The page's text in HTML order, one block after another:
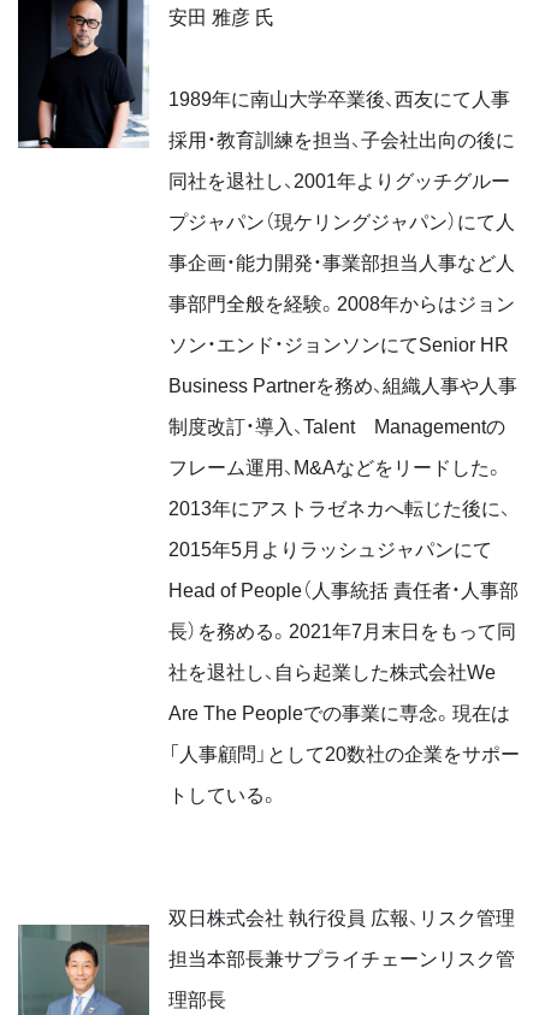
安田 雅彦 氏
1989年に南山大学卒業後、西友にて人事
採用・教育訓練を担当、子会社出向の後に
同社を退社し、2001年よりグッチグルー
プジャパン（現ケリングジャパン）にて人
事企画・能力開発・事業部担当人事など人
事部門全般を経験。2008年からはジョン
ソン・エンド・ジョンソンにてSenior HR
Business Partnerを務め、組織人事や人事
制度改訂・導入、Talent Managementの
フレーム運用、M&Aなどをリードした。
2013年にアストラゼネカへ転じた後に、
2015年5月よりラッシュジャパンにて
Head of People（人事統括 責任者・人事部
長）を務める。2021年7月末日をもって同
社を退社し、自ら起業した株式会社We
Are The Peopleでの事業に専念。現在は
「人事顧問」として20数社の企業をサポー
トしている。
双日株式会社 執行役員 広報、リスク管理
担当本部長兼サプライチェーンリスク管
理部長